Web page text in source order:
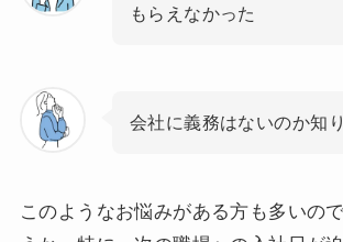
もらえなかった
会社に義務はないのか知
このようなお悩みがある方も多いの